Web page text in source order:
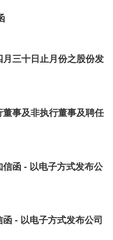
三十日止月份之股份发
事及非执行董事及聘任
函 - 以电子方式发布公
- 以电子方式发布公司